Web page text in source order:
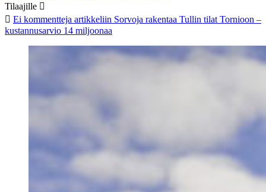
Tilaajille
Ei kommentteja artikkeliin Sorvoja rakentaa Tullin tilat Tornioon –
kustannusarvio 14 miljoonaa